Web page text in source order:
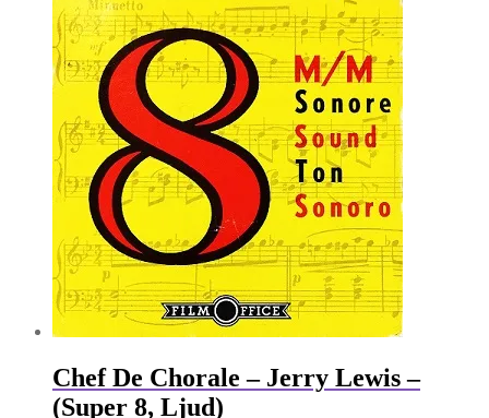
Chef De Chorale – Jerry Lewis –
(Super 8, Ljud)